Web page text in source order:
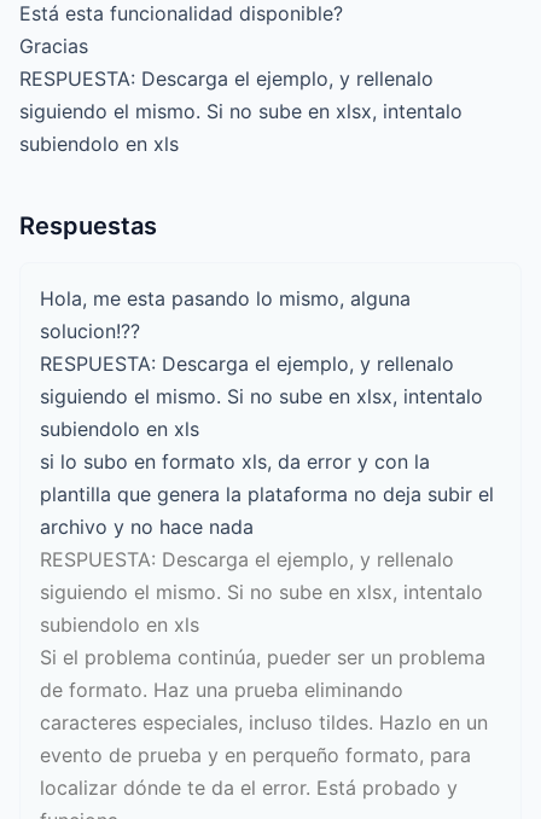
Está esta funcionalidad disponible?
Gracias
RESPUESTA: Descarga el ejemplo, y rellenalo
siguiendo el mismo. Si no sube en xlsx, intentalo
subiendolo en xls
Respuestas
Hola, me esta pasando lo mismo, alguna
solucion!??
RESPUESTA: Descarga el ejemplo, y rellenalo
siguiendo el mismo. Si no sube en xlsx, intentalo
subiendolo en xls
si lo subo en formato xls, da error y con la
plantilla que genera la plataforma no deja subir el
archivo y no hace nada
RESPUESTA: Descarga el ejemplo, y rellenalo
siguiendo el mismo. Si no sube en xlsx, intentalo
subiendolo en xls
Si el problema continúa, pueder ser un problema
de formato. Haz una prueba eliminando
caracteres especiales, incluso tildes. Hazlo en un
evento de prueba y en perqueño formato, para
localizar dónde te da el error. Está probado y